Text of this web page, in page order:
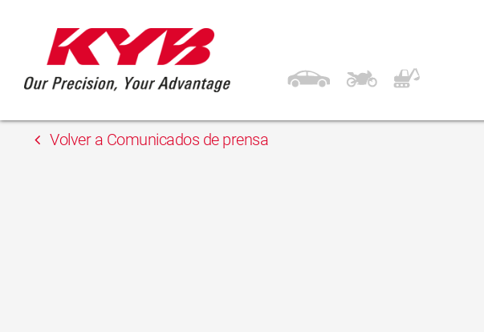
AD Polska
Volver a Comunicados de prensa